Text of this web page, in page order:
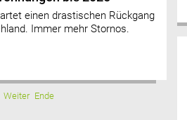
einen drastischen Rückgang
Immer mehr Stornos.
Weiter Ende